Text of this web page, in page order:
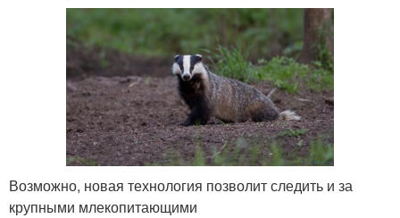
Возможно, новая технология позволит следить и за
крупными млекопитающими